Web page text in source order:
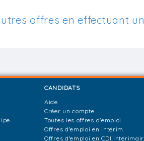
offres en effectuant
CANDIDATS
Aide
Créer un compte
Toutes les offres d'emploi
Offres d'emploi en intérim
Offres d'emploi en CDI